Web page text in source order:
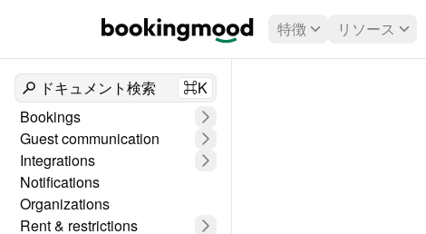
特徴 リソース
ドキュメント検索
⌘K
Bookings
Guest communication
Integrations
Notifications
Organizations
Rent & restrictions